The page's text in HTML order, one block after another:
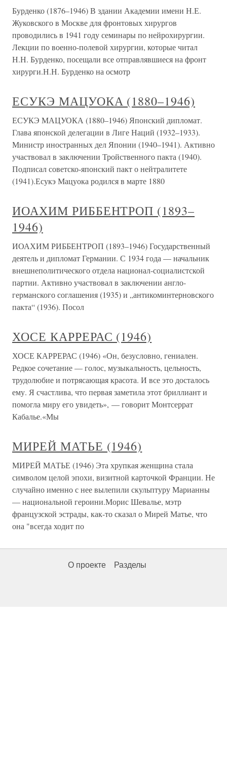
Бурденко (1876–1946) В здании Академии имени Н.Е.
Жуковского в Москве для фронтовых хирургов
проводились в 1941 году семинары по нейрохирургии.
Лекции по военно-полевой хирургии, которые читал
Н.Н. Бурденко, посещали все отправлявшиеся на фронт
хирурги.Н.Н. Бурденко на осмотр
ЕСУКЭ МАЦУОКА (1880–1946)
ЕСУКЭ МАЦУОКА (1880–1946) Японский дипломат.
Глава японской делегации в Лиге Наций (1932–1933).
Министр иностранных дел Японии (1940–1941). Активно
участвовал в заключении Тройственного пакта (1940).
Подписал советско-японский пакт о нейтралитете
(1941).Есукэ Мацуока родился в марте 1880
ИОАХИМ РИББЕНТРОП (1893–
1946)
ИОАХИМ РИББЕНТРОП (1893–1946) Государственный
деятель и дипломат Германии. С 1934 года — начальник
внешнеполитического отдела национал-социалистской
партии. Активно участвовал в заключении англо-
германского соглашения (1935) и „антикоминтерновского
пакта“ (1936). Посол
ХОСЕ КАРРЕРАС (1946)
ХОСЕ КАРРЕРАС (1946) «Он, безусловно, гениален.
Редкое сочетание — голос, музыкальность, цельность,
трудолюбие и потрясающая красота. И все это досталось
ему. Я счастлива, что первая заметила этот бриллиант и
помогла миру его увидеть», — говорит Монтсеррат
Кабалье.«Мы
МИРЕЙ МАТЬЕ (1946)
МИРЕЙ МАТЬЕ (1946) Эта хрупкая женщина стала
символом целой эпохи, визитной карточкой Франции. Не
случайно именно с нее вылепили скульптуру Марианны
— национальной героини.Морис Шевалье, мэтр
французской эстрады, как-то сказал о Мирей Матье, что
она "всегда ходит по
О проекте Разделы